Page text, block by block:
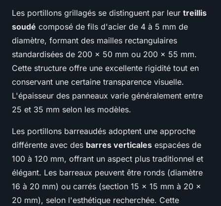
Les portillons grillagés se distinguent par leur treillis
soudé composé de fils d'acier de 4 à 5 mm de
diamètre, formant des mailles rectangulaires
standardisées de 200 x 50 mm ou 200 x 55 mm.
Cette structure offre une excellente rigidité tout en
conservant une certaine transparence visuelle.
L'épaisseur des panneaux varie généralement entre
25 et 35 mm selon les modèles.
Les portillons barreaudés adoptent une approche
différente avec des barres verticales espacées de
100 à 120 mm, offrant un aspect plus traditionnel et
élégant. Les barreaux peuvent être ronds (diamètre
16 à 20 mm) ou carrés (section 15 x 15 mm à 20 x
20 mm), selon l'esthétique recherchée. Cette